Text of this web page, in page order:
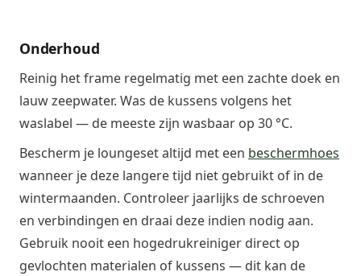
Onderhoud
Reinig het frame regelmatig met een zachte doek en
lauw zeepwater. Was de kussens volgens het
waslabel — de meeste zijn wasbaar op 30 °C.
Bescherm je loungeset altijd met een beschermhoes
wanneer je deze langere tijd niet gebruikt of in de
wintermaanden. Controleer jaarlijks de schroeven
en verbindingen en draai deze indien nodig aan.
Gebruik nooit een hogedrukreiniger direct op
gevlochten materialen of kussens — dit kan de